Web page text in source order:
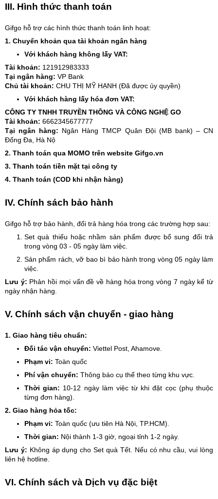
III. Hình thức thanh toán
Gifgo hỗ trợ các hình thức thanh toán linh hoạt:
1. Chuyển khoản qua tài khoản ngân hàng
Với khách hàng không lấy VAT:
Tài khoản: 121912983333
Tại ngân hàng: VP Bank
Chủ tài khoản: CHU THỊ MỸ HẠNH (Đã được ủy quyền)
Với khách hàng lấy hóa đơn VAT:
CÔNG TY TNHH TRUYỀN THÔNG VÀ CÔNG NGHỆ GO
Tài khoản: 6662345677777
Tại ngân hàng: Ngân Hàng TMCP Quân Đội (MB bank) – CN
Đống Đa, Hà Nộ
2. Thanh toán qua MOMO trên website Gifgo.vn
3. Thanh toán tiền mặt tại công ty
4. Thanh toán (COD khi nhận hàng)
IV. Chính sách bảo hành
Gifgo hỗ trợ bảo hành, đổi trả hàng hóa trong các trường hợp sau:
Set quà thiếu hoặc nhầm sản phẩm được bổ sung đổi trả
trong vòng 03 - 05 ngày làm việc.
Sản phẩm rách, vỡ bao bì bảo hành trong vòng 05 ngày làm
việc.
Lưu ý: Phản hồi mọi vấn đề về hàng hóa trong vòng 7 ngày kể từ
ngày nhận hàng.
V. Chính sách vận chuyển - giao hàng
1. Giao hàng tiêu chuẩn:
Đối tác vận chuyển: Viettel Post, Ahamove.
Phạm vi: Toàn quốc
Phí vận chuyển: Thông báo cụ thể theo từng khu vực.
Thời gian: 10-12 ngày làm việc từ khi đặt cọc (phụ thuộc
từng đơn hàng).
2. Giao hàng hỏa tốc:
Phạm vi: Toàn quốc (ưu tiên Hà Nội, TP.HCM).
Thời gian: Nội thành 1-3 giờ, ngoại tỉnh 1-2 ngày.
Lưu ý: Không áp dụng cho Set quà Tết. Nếu có nhu cầu, vui lòng
liên hệ hotline.
VI. Chính sách và Dịch vụ đặc biệt